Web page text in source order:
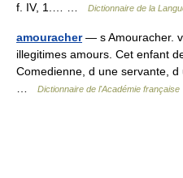
f. IV, 1.… …
Dictionnaire de la
amouracher— s Amouracher.
illegitimes amours. Cet enfant
Comedienne, d une servante,
…
Dictionnaire de l'Académie française